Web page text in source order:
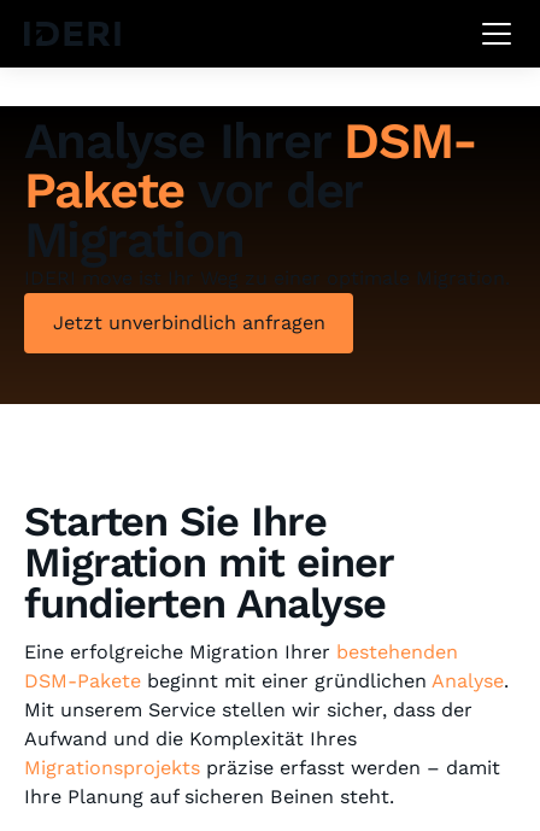
DEEN
Analyse Ihrer DSM-
Pakete vor der
Migration
IDERI move ist Ihr Weg zu einer optimale Migration.
Jetzt unverbindlich anfragen
Starten Sie Ihre
Migration mit einer
fundierten Analyse
Eine erfolgreiche Migration Ihrer bestehenden
DSM-Paketebeginnt mit einer gründlichen Analyse.
Mit unserem Service stellen wir sicher, dass der
Aufwand und die Komplexität Ihres
Migrationsprojektspräzise erfasst werden – damit
Ihre Planung auf sicheren Beinen steht.